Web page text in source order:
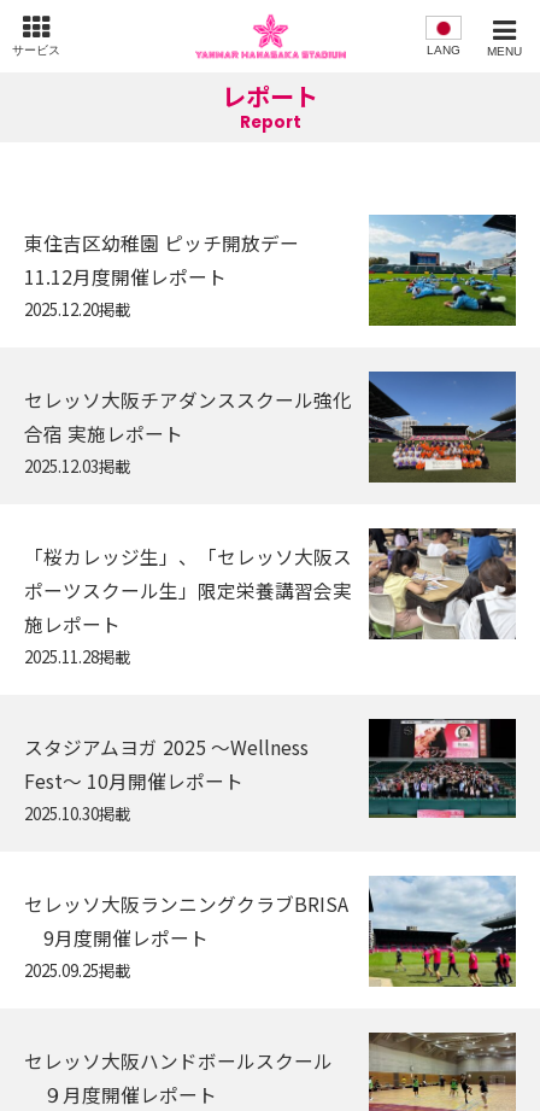
MENU
サービス LANG
レポート
Report
東住吉区幼稚園 ピッチ開放デー
11.12月度開催レポート
2025.12.20掲載
セレッソ大阪チアダンススクール強化
合宿 実施レポート
2025.12.03掲載
「桜カレッジ生」、「セレッソ大阪ス
ポーツスクール生」限定栄養講習会実
施レポート
2025.11.28掲載
スタジアムヨガ 2025 〜Wellness
Fest〜 10月開催レポート
2025.10.30掲載
セレッソ大阪ランニングクラブBRISA
9月度開催レポート
2025.09.25掲載
セレッソ大阪ハンドボールスクール
９月度開催レポート